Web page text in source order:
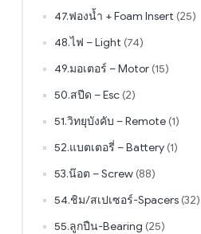
47.ฟองน้ำ + Foam Insert (25)
48.ไฟ – Light (74)
49.มอเตอร์ – Motor (15)
50.สปีด – Esc (2)
51.วิทยุบังคับ – Remote (1)
52.แบตเตอรี่ – Battery (1)
53.น๊อต – Screw (88)
54.ชิม/สเปเซอร์-Spacers (32)
55.ลูกปืน-Bearing (25)